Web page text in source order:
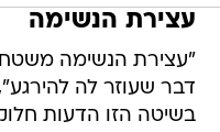
עצירת הנשימה
"עצירת הנשימה
דבר שעוזר לה
בשיטה הזו הדעות